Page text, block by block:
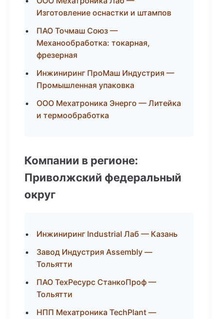
Изготовление оснастки и штампов
ПАО Точмаш Союз —
Механообработка: токарная,
фрезерная
Инжиниринг ПроМаш Индустрия —
Промышленная упаковка
ООО Мехатроника Энерго — Литейка
и термообработка
Компании в регионе:
Приволжский федеральный
округ
Инжиниринг Industrial Лаб — Казань
Завод Индустрия Assembly —
Тольятти
ПАО ТехРесурс СтанкоПроф —
Тольятти
НПП Мехатроника TechPlant —